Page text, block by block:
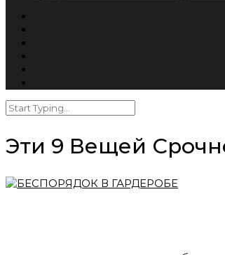
Эти 9 Вещей